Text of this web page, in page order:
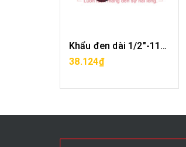
Khẩu đen dài 1/2"-11mm CF0421-11
38.124₫
MUA HÀNG